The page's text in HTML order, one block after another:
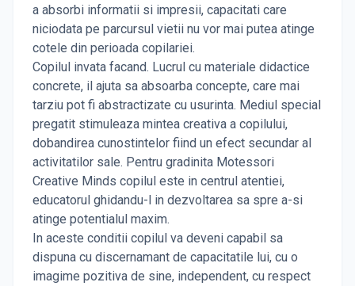
a absorbi informatii si impresii, capacitati care
niciodata pe parcursul vietii nu vor mai putea atinge
cotele din perioada copilariei.
Copilul invata facand. Lucrul cu materiale didactice
concrete, il ajuta sa absoarba concepte, care mai
tarziu pot fi abstractizate cu usurinta. Mediul special
pregatit stimuleaza mintea creativa a copilului,
dobandirea cunostintelor fiind un efect secundar al
activitatilor sale. Pentru gradinita Motessori
Creative Minds copilul este in centrul atentiei,
educatorul ghidandu-l in dezvoltarea sa spre a-si
atinge potentialul maxim.
In aceste conditii copilul va deveni capabil sa
dispuna cu discernamant de capacitatile lui, cu o
imagime pozitiva de sine, independent, cu respect